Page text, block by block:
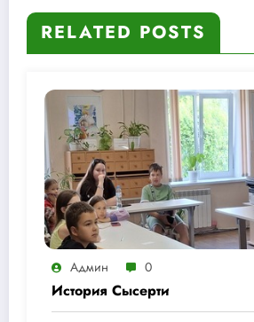
RELATED POSTS
Админ 0
История Сысерти